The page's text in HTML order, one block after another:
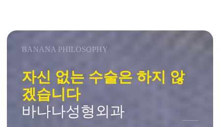
BANANA PHILOSOPHY
자신 없는 수술은 하지 않
겠습니다
바나나성형외과